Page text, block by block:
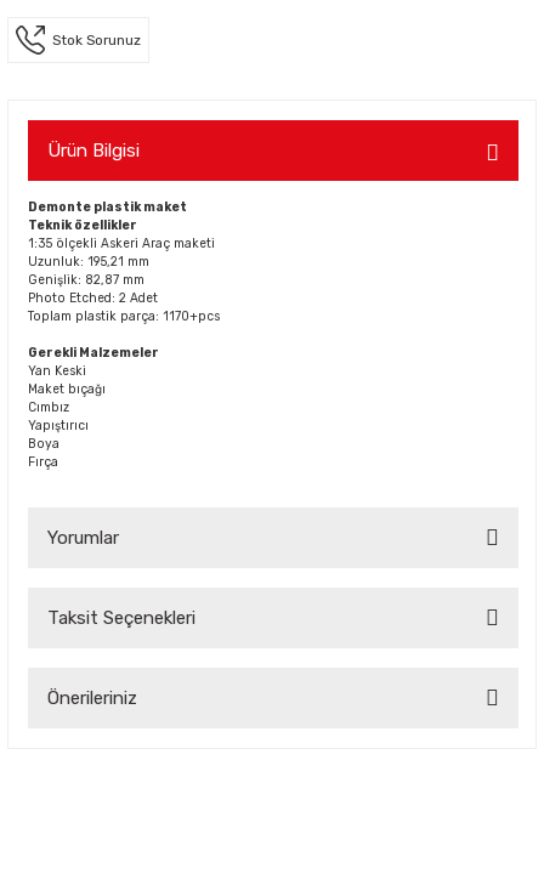
Stok Sorunuz
Ürün Bilgisi
Demonte plastik maket
Teknik özellikler
1:35 ölçekli Askeri Araç maketi
Uzunluk: 195,21 mm
Genişlik: 82,87 mm
Photo Etched: 2 Adet
Toplam plastik parça: 1170+pcs
Gerekli Malzemeler
Yan Keski
Maket bıçağı
Cımbız
Yapıştırıcı
Boya
Fırça
Yorumlar
Taksit Seçenekleri
Önerileriniz